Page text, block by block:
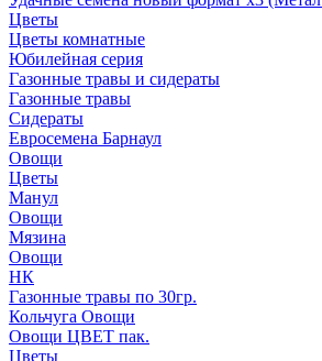
Цветы
Цветы комнатные
Юбилейная серия
Газонные травы и сидераты
Газонные травы
Сидераты
Евросемена Барнаул
Овощи
Цветы
Манул
Овощи
Мязина
Овощи
НК
Газонные травы по 30гр.
Кольчуга Овощи
Овощи ЦВЕТ пак.
Цветы